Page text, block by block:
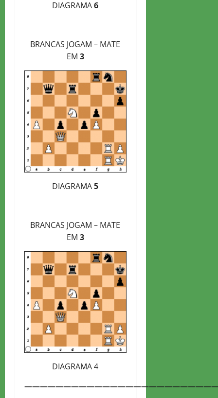
DIAGRAMA6
BRANCAS JOGAM – MATE
EM 3
DIAGRAMA5
BRANCAS JOGAM – MATE
EM 3
DIAGRAMA 4